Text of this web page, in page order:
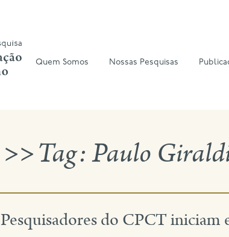
Quem Somos Nossas Pesquisas
>>Tag:Paulo
Pesquisadores do CPCT iniciam